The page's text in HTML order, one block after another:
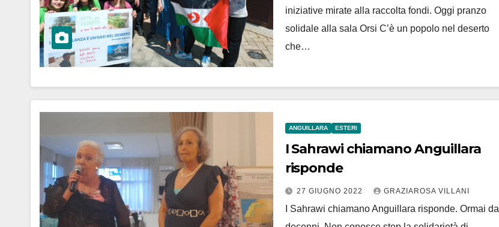
iniziative mirate alla raccolta fondi. Oggi pranzo
solidale alla sala Orsi C’è un popolo nel deserto
che…
ANGUILLARA ESTERI
I Sahrawi chiamano Anguillara
risponde
27 GIUGNO 2022 GRAZIAROSA VILLANI
I Sahrawi chiamano Anguillara risponde. Ormai da